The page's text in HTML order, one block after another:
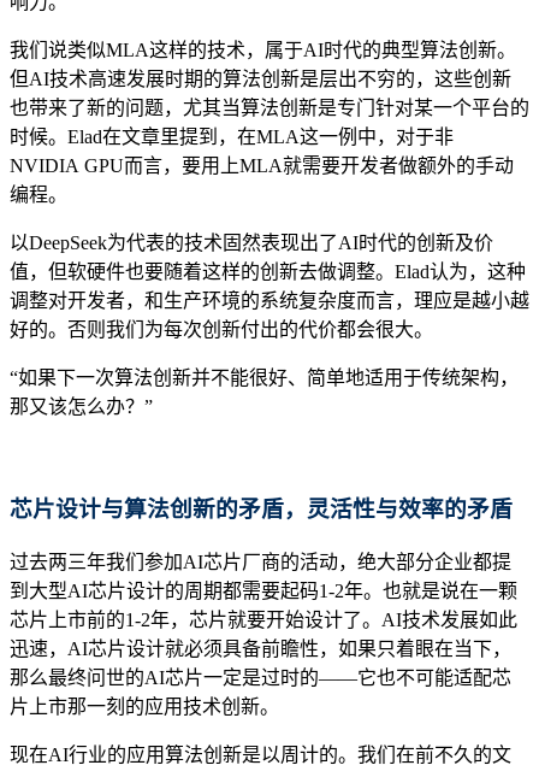
我们说类似MLA这样的技术，属于AI时代的典型算法创新。
但AI技术高速发展时期的算法创新是层出不穷的，这些创新
也带来了新的问题，尤其当算法创新是专门针对某一个平台的
时候。Elad在文章里提到，在MLA这一例中，对于非
NVIDIA GPU而言，要用上MLA就需要开发者做额外的手动
编程。
以DeepSeek为代表的技术固然表现出了AI时代的创新及价
值，但软硬件也要随着这样的创新去做调整。Elad认为，这种
调整对开发者，和生产环境的系统复杂度而言，理应是越小越
好的。否则我们为每次创新付出的代价都会很大。
“如果下一次算法创新并不能很好、简单地适用于传统架构，
那又该怎么办？”
芯片设计与算法创新的矛盾，灵活性与效率的矛盾
过去两三年我们参加AI芯片厂商的活动，绝大部分企业都提
到大型AI芯片设计的周期都需要起码1-2年。也就是说在一颗
芯片上市前的1-2年，芯片就要开始设计了。AI技术发展如此
迅速，AI芯片设计就必须具备前瞻性，如果只着眼在当下，
那么最终问世的AI芯片一定是过时的——它也不可能适配芯
片上市那一刻的应用技术创新。
现在AI行业的应用算法创新是以周计的。我们在前不久的文